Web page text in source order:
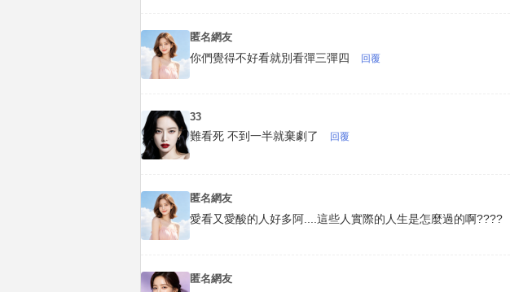
匿名網友
你們覺得不好看就別看彈三彈四 回覆
33
難看死 不到一半就棄劇了 回覆
匿名網友
愛看又愛酸的人好多阿....這些人實際的人生是怎麼過的啊????
匿名網友